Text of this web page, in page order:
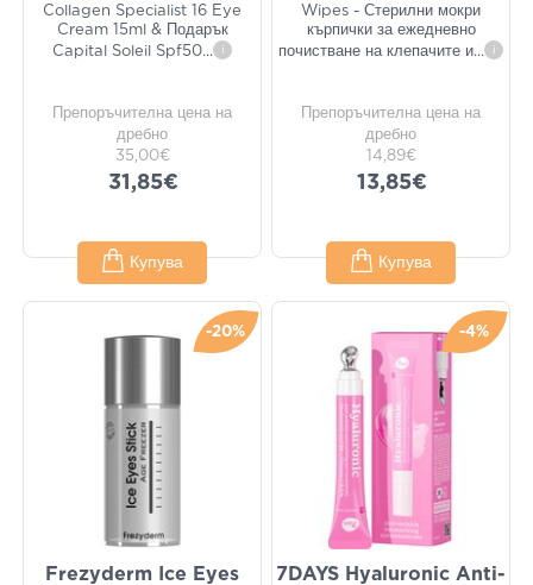
Collagen Specialist 16 Eye
Cream 15ml & Подарък
Capital Soleil Spf50... i
Препоръчителна цена на
дребно
35,00€
31,85€
Купува
Wipes - Стерилни мокри
кърпички за ежедневно
почистване на клепачите и... i
Препоръчителна цена на
дребно
14,89€
13,85€
Купува
-20%
Frezyderm Ice Eyes
-4%
7DAYS Hyaluronic Anti-